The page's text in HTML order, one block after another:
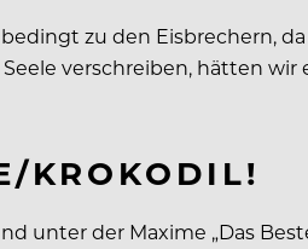
zu den Eisbrechern,
verschreiben, hätten wir
KROKODIL!
unter der Maxime „Das